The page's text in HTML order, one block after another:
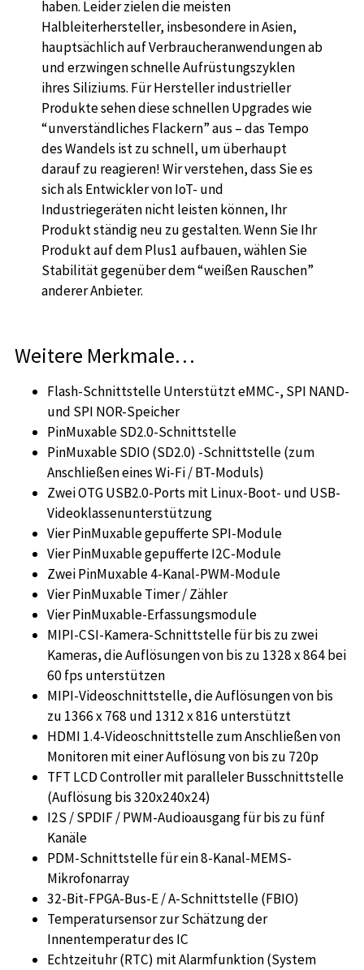
haben. Leider zielen die meisten
Halbleiterhersteller, insbesondere in Asien,
hauptsächlich auf Verbraucheranwendungen ab
und erzwingen schnelle Aufrüstungszyklen
ihres Siliziums. Für Hersteller industrieller
Produkte sehen diese schnellen Upgrades wie
“unverständliches Flackern” aus – das Tempo
des Wandels ist zu schnell, um überhaupt
darauf zu reagieren! Wir verstehen, dass Sie es
sich als Entwickler von IoT- und
Industriegeräten nicht leisten können, Ihr
Produkt ständig neu zu gestalten. Wenn Sie Ihr
Produkt auf dem Plus1 aufbauen, wählen Sie
Stabilität gegenüber dem “weißen Rauschen”
anderer Anbieter.
Weitere Merkmale…
Flash-Schnittstelle Unterstützt eMMC-, SPI NAND-
und SPI NOR-Speicher
PinMuxable SD2.0-Schnittstelle
PinMuxable SDIO (SD2.0) -Schnittstelle (zum
Anschließen eines Wi-Fi / BT-Moduls)
Zwei OTG USB2.0-Ports mit Linux-Boot- und USB-
Videoklassenunterstützung
Vier PinMuxable gepufferte SPI-Module
Vier PinMuxable gepufferte I2C-Module
Zwei PinMuxable 4-Kanal-PWM-Module
Vier PinMuxable Timer / Zähler
Vier PinMuxable-Erfassungsmodule
MIPI-CSI-Kamera-Schnittstelle für bis zu zwei
Kameras, die Auflösungen von bis zu 1328 x 864 bei
60 fps unterstützen
MIPI-Videoschnittstelle, die Auflösungen von bis
zu 1366 x 768 und 1312 x 816 unterstützt
HDMI 1.4-Videoschnittstelle zum Anschließen von
Monitoren mit einer Auflösung von bis zu 720p
TFT LCD Controller mit paralleler Busschnittstelle
(Auflösung bis 320x240x24)
I2S / SPDIF / PWM-Audioausgang für bis zu fünf
Kanäle
PDM-Schnittstelle für ein 8-Kanal-MEMS-
Mikrofonarray
32-Bit-FPGA-Bus-E / A-Schnittstelle (FBIO)
Temperatursensor zur Schätzung der
Innentemperatur des IC
Echtzeituhr (RTC) mit Alarmfunktion (System